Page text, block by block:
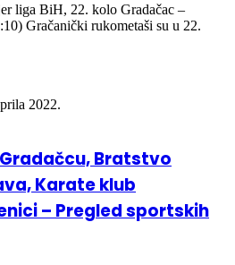
liga BiH, 22. kolo Gradačac –
Gračanički rukometaši su u 22.
2022.
Bratstvo
Karate klub
– Pregled sportskih